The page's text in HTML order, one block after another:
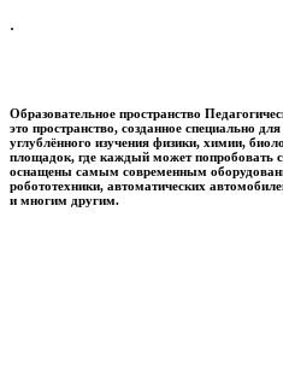
.
Образовательное пространство
это пространство, созданное специально
углублённого изучения физики, химии,
площадок, где каждый может попробовать
оснащены самым современным
робототехники, автоматических
и многим другим.